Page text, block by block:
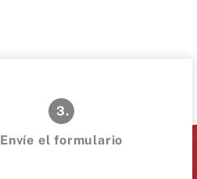
3.
Envíe el formulario